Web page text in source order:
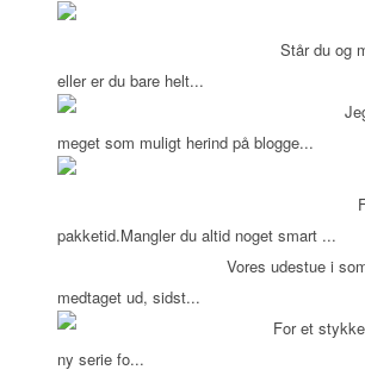
Står du og
eller er du bare helt...
meget som muligt herind på blogge...
pakketid.Mangler du altid noget smart ...
Vores udestue i
medtaget ud, sidst...
For et
ny serie fo...